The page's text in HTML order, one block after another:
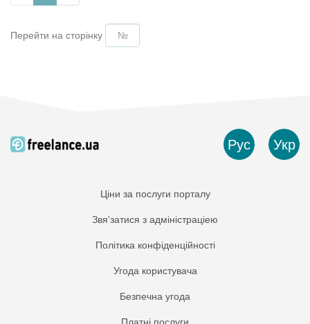
Перейти на сторінку
Рус Укр
Ціни за послуги порталу
Звя'затися з адміністраціею
Політика конфіденційності
Угода користувача
Безпечна угода